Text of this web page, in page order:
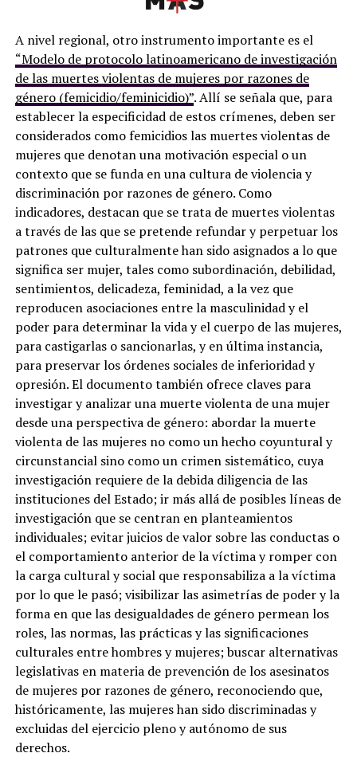
A nivel regional, otro instrumento importante es el
“Modelo de protocolo latinoamericano de investigación
de las muertes violentas de mujeres por razones de
género (femicidio/feminicidio)”. Allí se señala que, para
establecer la especificidad de estos crímenes, deben ser
considerados como femicidios las muertes violentas de
mujeres que denotan una motivación especial o un
contexto que se funda en una cultura de violencia y
discriminación por razones de género. Como
indicadores, destacan que se trata de muertes violentas
a través de las que se pretende refundar y perpetuar los
patrones que culturalmente han sido asignados a lo que
significa ser mujer, tales como subordinación, debilidad,
sentimientos, delicadeza, feminidad, a la vez que
reproducen asociaciones entre la masculinidad y el
poder para determinar la vida y el cuerpo de las mujeres,
para castigarlas o sancionarlas, y en última instancia,
para preservar los órdenes sociales de inferioridad y
opresión. El documento también ofrece claves para
investigar y analizar una muerte violenta de una mujer
desde una perspectiva de género: abordar la muerte
violenta de las mujeres no como un hecho coyuntural y
circunstancial sino como un crimen sistemático, cuya
investigación requiere de la debida diligencia de las
instituciones del Estado; ir más allá de posibles líneas de
investigación que se centran en planteamientos
individuales; evitar juicios de valor sobre las conductas o
el comportamiento anterior de la víctima y romper con
la carga cultural y social que responsabiliza a la víctima
por lo que le pasó; visibilizar las asimetrías de poder y la
forma en que las desigualdades de género permean los
roles, las normas, las prácticas y las significaciones
culturales entre hombres y mujeres; buscar alternativas
legislativas en materia de prevención de los asesinatos
de mujeres por razones de género, reconociendo que,
históricamente, las mujeres han sido discriminadas y
excluidas del ejercicio pleno y autónomo de sus
derechos.